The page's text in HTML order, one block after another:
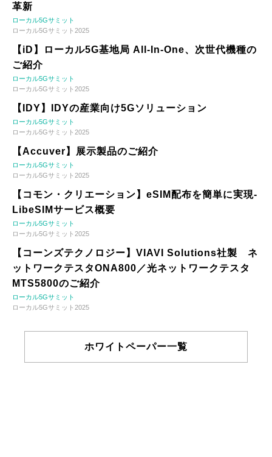
革新
ローカル5Gサミット
ローカル5Gサミット2025
【iD】ローカル5G基地局 All-In-One、次世代機種の
ご紹介
ローカル5Gサミット
ローカル5Gサミット2025
【IDY】IDYの産業向け5Gソリューション
ローカル5Gサミット
ローカル5Gサミット2025
【Accuver】展示製品のご紹介
ローカル5Gサミット
ローカル5Gサミット2025
【コモン・クリエーション】eSIM配布を簡単に実現-
LibeSIMサービス概要
ローカル5Gサミット
ローカル5Gサミット2025
【コーンズテクノロジー】VIAVI Solutions社製 ネ
ットワークテスタONA800／光ネットワークテスタ
MTS5800のご紹介
ローカル5Gサミット
ローカル5Gサミット2025
ホワイトペーパー一覧